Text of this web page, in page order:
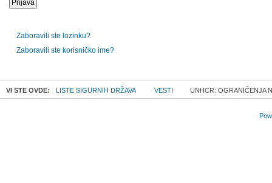
Zaboravili ste lozinku?
Zaboravili ste korisničko ime?
VI STE OVDE: LISTE SIGURNIH DRŽAVA VESTI UNHCR: OGRANIČENJA